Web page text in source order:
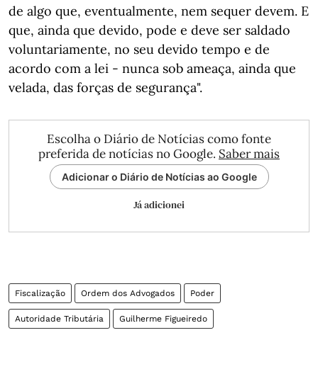
de algo que, eventualmente, nem sequer devem. E
que, ainda que devido, pode e deve ser saldado
voluntariamente, no seu devido tempo e de
acordo com a lei - nunca sob ameaça, ainda que
velada, das forças de segurança".
Escolha o Diário de Notícias como fonte
preferida de notícias no Google. Saber mais
Adicionar o Diário de Notícias ao Google
Já adicionei
Fiscalização Ordem dos Advogados Poder
Autoridade Tributária Guilherme Figueiredo